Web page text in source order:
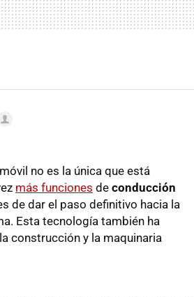
no es la única que está
más funciones de conducción
de dar el paso definitivo hacia la
Esta tecnología también ha
construcción y la maquinaria